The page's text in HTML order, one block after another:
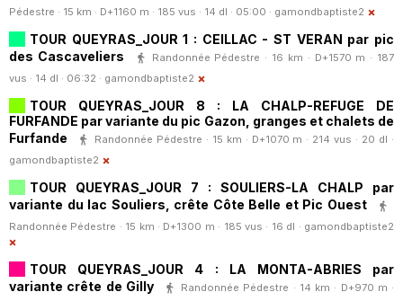
Pédestre · 15 km · D+1160 m · 185 vus · 14 dl · 05:00 · gamondbaptiste2
TOUR QUEYRAS_JOUR 1 : CEILLAC - ST VERAN par pic
des Cascaveliers
Randonnée Pédestre · 16 km · D+1570 m · 187
vus · 14 dl · 06:32 · gamondbaptiste2
TOUR QUEYRAS_JOUR 8 : LA CHALP-REFUGE DE
FURFANDE par variante du pic Gazon, granges et chalets de
Furfande
Randonnée Pédestre · 15 km · D+1070 m · 214 vus · 20 dl ·
gamondbaptiste2
TOUR QUEYRAS_JOUR 7 : SOULIERS-LA CHALP par
variante du lac Souliers, crête Côte Belle et Pic Ouest
Randonnée Pédestre · 15 km · D+1300 m · 185 vus · 16 dl · gamondbaptiste2
TOUR QUEYRAS_JOUR 4 : LA MONTA-ABRIES par
variante crête de Gilly
Randonnée Pédestre · 14 km · D+970 m ·